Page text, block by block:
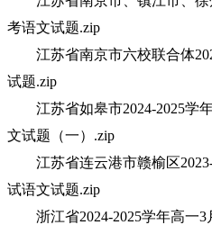
考语文试题.zip
江苏省南京市六校联合体
试题.zip
江苏省如皋市2024-2025学
文试题（一）.zip
江苏省连云港市赣榆区2023-
试语文试题.zip
浙江省2024-2025学年高一3